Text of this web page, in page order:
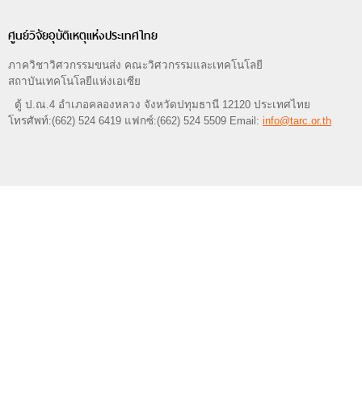
ศูนย์วิจัยอุบัติเหตุแห่งประเทศไทย
ภาควิชาวิศวกรรมขนส่ง คณะวิศวกรรมและเทคโนโลยี
สถาบันเทคโนโลยีแห่งเอเซีย
ตู้ ป.ณ.4 อำเภอคลองหลวง จังหวัดปทุมธานี 12120 ประเทศไทย
โทรศัพท์:(662) 524 6419 แฟกซ์:(662) 524 5509 Email: info@tarc.or.th